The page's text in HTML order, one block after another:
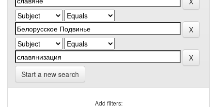
Start a new search
Add filters: